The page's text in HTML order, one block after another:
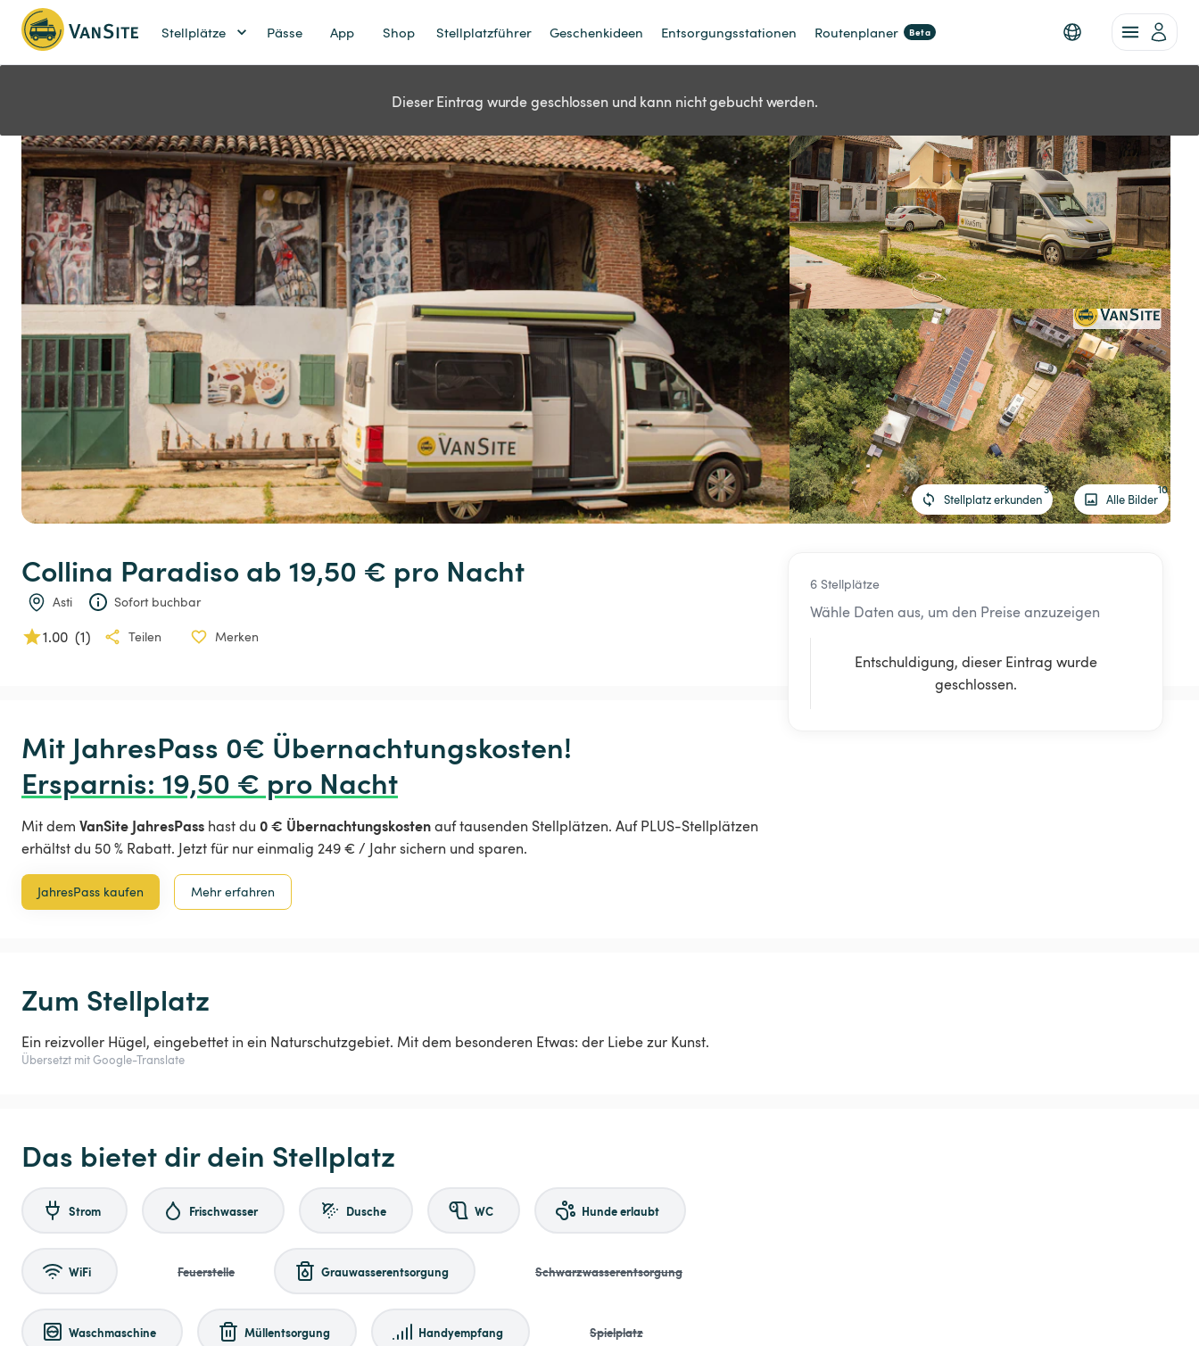
Stellplätze Pässe App Shop Stellplatzführer Geschenkideen Entsorgungsstationen Routenplaner Beta
Dieser Eintrag wurde geschlossen und kann nicht gebucht werden.
Alle Bilder
10
Stellplatz erkunden
3
Collina Paradiso ab 19,50 € pro Nacht
Asti Sofort buchbar
1.00 (1) Teilen Merken
6 Stellplätze
Wähle Daten aus, um den Preise anzuzeigen
Entschuldigung, dieser Eintrag wurde
geschlossen.
Ersparnis: 19,50 € pro Nacht
Mit dem VanSite JahresPass hast du 0 € Übernachtungskostenauf tausenden Stellplätzen. Auf PLUS-Stellplätzen
erhältst du 50 % Rabatt. Jetzt für nur einmalig 249 € / Jahr sichern und sparen.
JahresPass kaufen Mehr erfahren
Zum Stellplatz
Ein reizvoller Hügel, eingebettet in ein Naturschutzgebiet. Mit dem besonderen Etwas: der Liebe zur Kunst.
Übersetzt mit Google-Translate
Das bietet dir dein Stellplatz
Strom Frischwasser Dusche WC Hunde erlaubt
WiFi Feuerstelle Grauwasserentsorgung Schwarzwasserentsorgung
Waschmaschine Müllentsorgung Handyempfang Spielplatz